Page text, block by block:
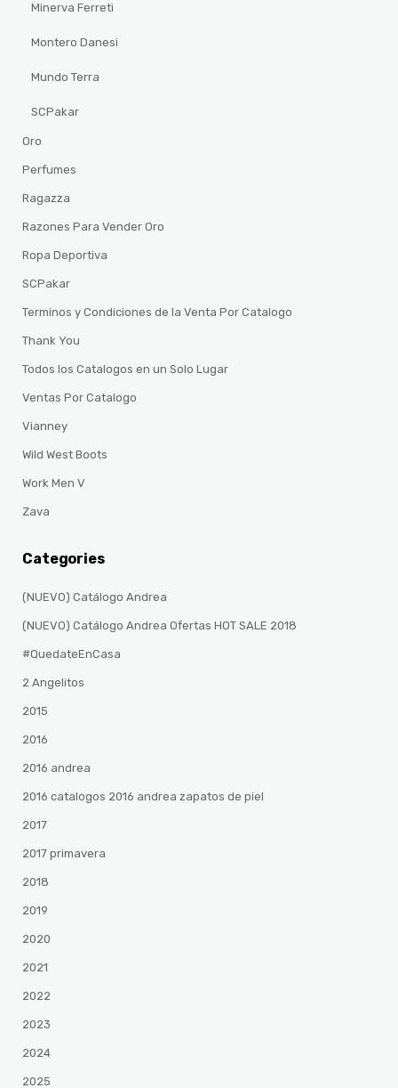
Minerva Ferreti
Montero Danesi
Mundo Terra
SCPakar
Oro
Perfumes
Ragazza
Razones Para Vender Oro
Ropa Deportiva
SCPakar
Terminos y Condiciones de la Venta Por Catalogo
Thank You
Todos los Catalogos en un Solo Lugar
Ventas Por Catalogo
Vianney
Wild West Boots
Work Men V
Zava
Categories
(NUEVO) Catálogo Andrea
(NUEVO) Catálogo Andrea Ofertas HOT SALE 2018
#QuedateEnCasa
2 Angelitos
2015
2016
2016 andrea
2016 catalogos 2016 andrea zapatos de piel
2017
2017 primavera
2018
2019
2020
2021
2022
2023
2024
2025